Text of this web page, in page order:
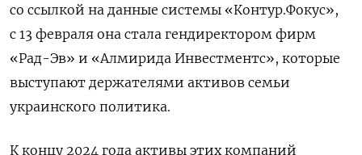
со ссылкой на данные системы «Контур.Фокус»,
с 13 февраля она стала гендиректором фирм
«Рад-Эв» и «Алмирида Инвестментс», которые
выступают держателями активов семьи
украинского политика.
К концу 2024 года активы этих компаний